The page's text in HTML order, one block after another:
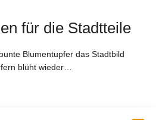
für die Stadtteile
Blumentupfer das Stadtbild
blüht wieder…